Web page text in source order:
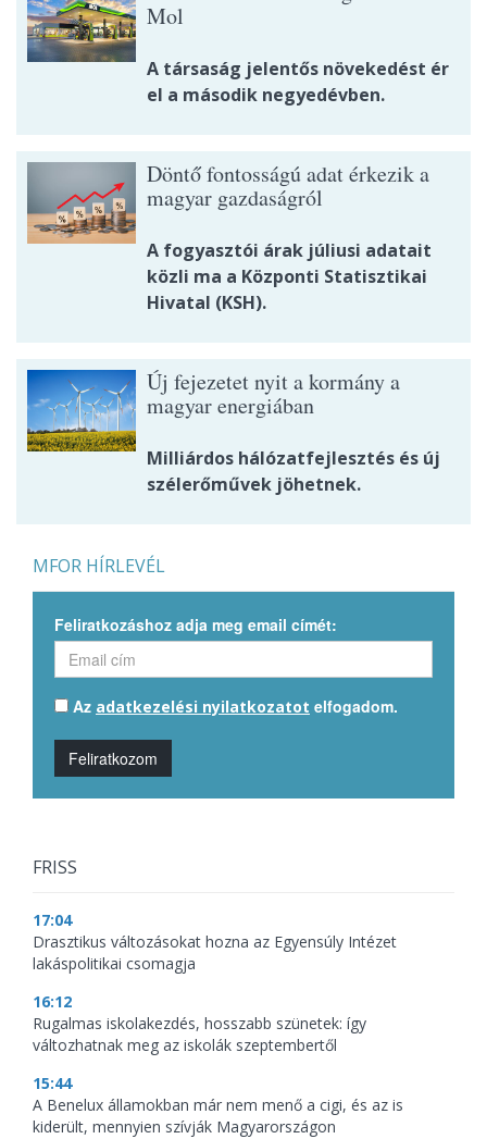
Mol
A társaság jelentős növekedést ér
el a második negyedévben.
Döntő fontosságú adat érkezik a
magyar gazdaságról
A fogyasztói árak júliusi adatait
közli ma a Központi Statisztikai
Hivatal (KSH).
Új fejezetet nyit a kormány a
magyar energiában
Milliárdos hálózatfejlesztés és új
szélerőművek jöhetnek.
MFOR HÍRLEVÉL
Feliratkozáshoz adja meg email címét:
Az adatkezelési nyilatkozatot elfogadom.
Feliratkozom
FRISS
17:04
Drasztikus változásokat hozna az Egyensúly Intézet
lakáspolitikai csomagja
16:12
Rugalmas iskolakezdés, hosszabb szünetek: így
változhatnak meg az iskolák szeptembertől
15:44
A Benelux államokban már nem menő a cigi, és az is
kiderült, mennyien szívják Magyarországon